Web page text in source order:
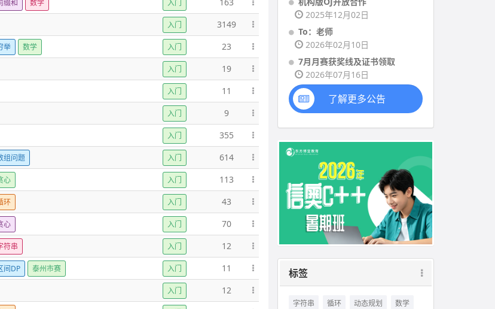
缀和 数学 入门
入门
3149
举 数学 入门
23
入门
19
入门
11
入门
9
入门
355
组问题 入门
614
心 入门
113
环 入门
43
心 入门
70
符串 入门
12
间DP 泰州市赛 入门
11
入门
12
2025年12月02日
To：老师
2026年02月10日
7月月赛获奖线及证书领取
2026年07月16日
了解更多公告
标签
字符串 循环 动态规划
数学